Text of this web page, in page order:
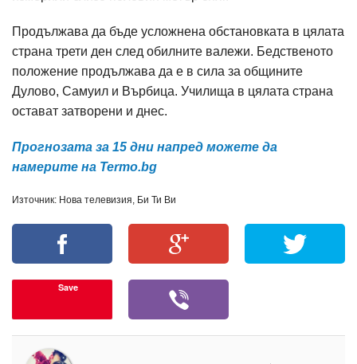
Продължава да бъде усложнена обстановката в цялата
страна трети ден след обилните валежи. Бедственото
положение продължава да е в сила за общините
Дулово, Самуил и Върбица. Училища в цялата страна
остават затворени и днес.
Прогнозата за 15 дни напред можете да
намерите на Termo.bg
Източник: Нова телевизия, Би Ти Ви
Save